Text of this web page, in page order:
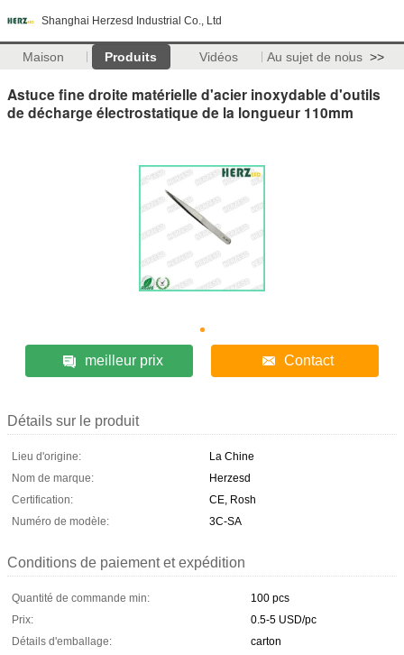
Shanghai Herzesd Industrial Co., Ltd
Maison Produits Vidéos Au sujet de nous >>
Astuce fine droite matérielle d'acier inoxydable d'outils
de décharge électrostatique de la longueur 110mm
meilleur prix Contact
Détails sur le produit
Lieu d'origine:
La Chine
Nom de marque:
Herzesd
Certification:
CE, Rosh
Numéro de modèle:
3C-SA
Conditions de paiement et expédition
Quantité de commande min:
100 pcs
Prix:
0.5-5 USD/pc
Détails d'emballage:
carton